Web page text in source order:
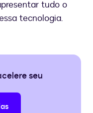
tudo o
tecnologia.
seu